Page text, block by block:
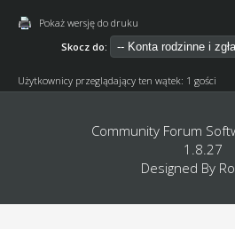
Pokaż wersję do druku
Skocz do:
Użytkownicy przeglądający ten wątek: 1 gości
Community Forum
1.8.27
Designed By